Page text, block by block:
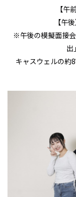
【午
【午
※午後の模擬面接
出
キャスウェルの約